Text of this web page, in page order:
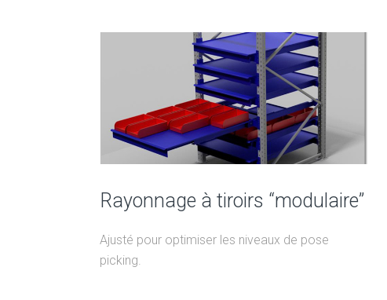
Rayonnage à tiroirs “modulaire”
Ajusté pour optimiser les niveaux de pose
picking.